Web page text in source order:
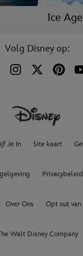
Ice
Volg Disney op:
Je In Site kaart
Privacybeleid
Over Ons Opt out
Walt Disney Company